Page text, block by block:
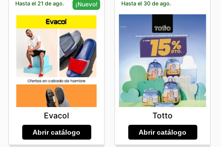
Hasta el 21 de ago. ¡Nuevo!
Evacol
Abrir catálogo
Hasta el 30 de ago.
Totto
Abrir catálogo